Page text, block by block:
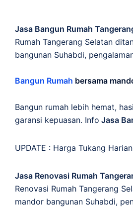
Jasa Bangun Rumah
Rumah Tangerang Selatan
bangunan Suhabdi,
Bangun Rumah bersama
Bangun rumah lebih hemat,
garansi kepuasan. Info Jasa
UPDATE : Harga Tukang Harian
Jasa Renovasi Rumah
Renovasi Rumah Tangerang
mandor bangunan Suhabdi,